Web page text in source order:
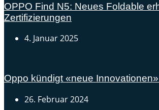
OPPO Find N5: Neues Foldable
Zertifizierungen
4. Januar 2025
Oppo kündigt «neue
26. Februar 2024